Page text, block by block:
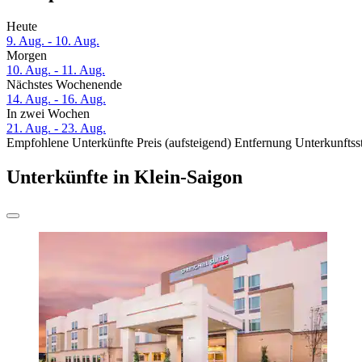
Heute
9. Aug. - 10. Aug.
Morgen
10. Aug. - 11. Aug.
Nächstes Wochenende
14. Aug. - 16. Aug.
In zwei Wochen
21. Aug. - 23. Aug.
Empfohlene Unterkünfte Preis (aufsteigend) Entfernung
Unterkünfte in Klein-Saigon